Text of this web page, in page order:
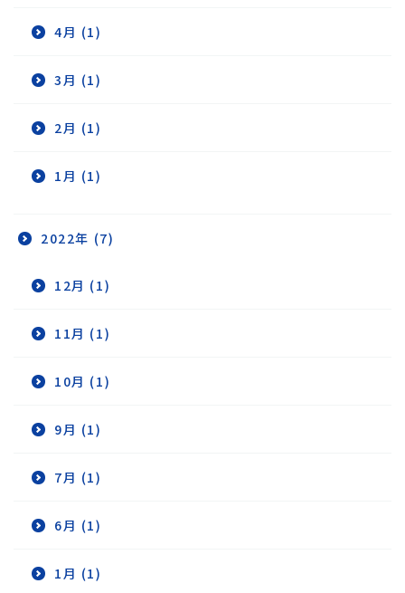
4月 (1)
3月 (1)
2月 (1)
1月 (1)
2022年 (7)
12月 (1)
11月 (1)
10月 (1)
9月 (1)
7月 (1)
6月 (1)
1月 (1)